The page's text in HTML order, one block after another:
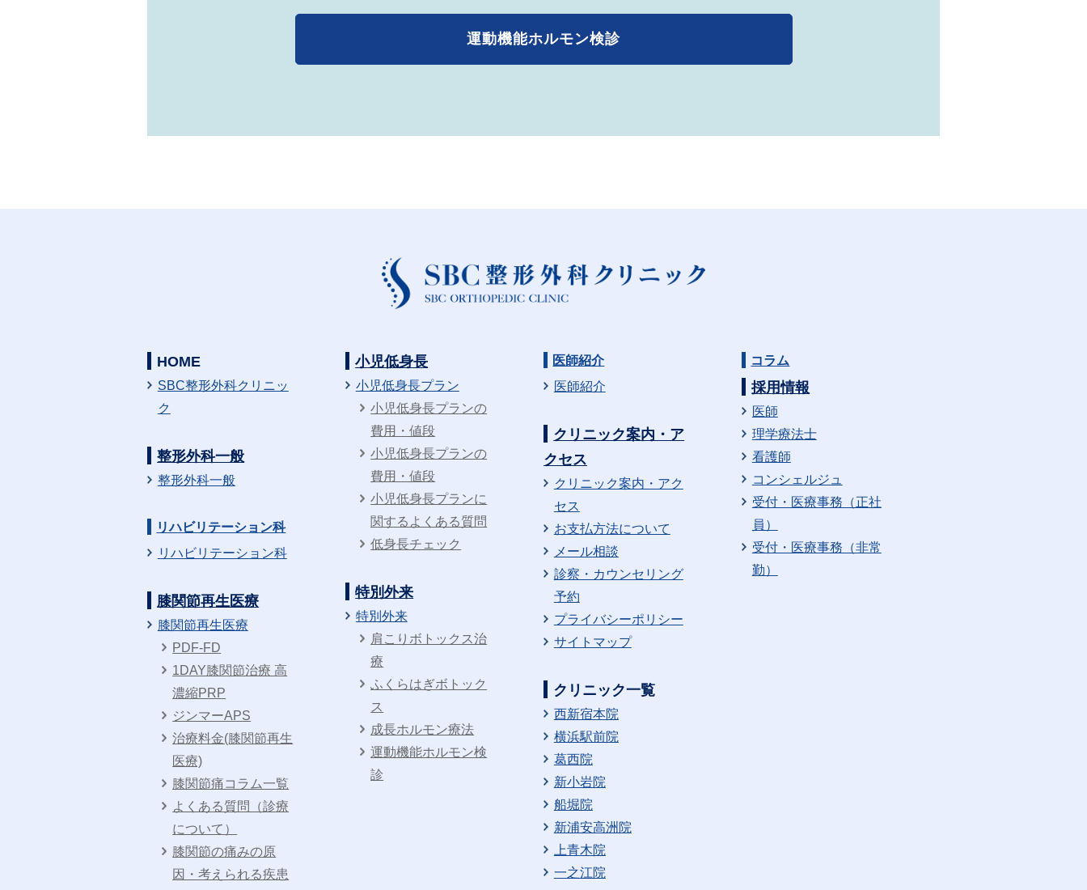
運動機能ホルモン検診
HOME
SBC整形外科クリニッ
ク
整形外科一般
整形外科一般
リハビリテーション科
リハビリテーション科
膝関節再生医療
膝関節再生医療
PDF-FD
1DAY膝関節治療 高
濃縮PRP
ジンマーAPS
治療料金(膝関節再生
医療)
膝関節痛コラム一覧
よくある質問（診療
について）
膝関節の痛みの原
因・考えられる疾患
小児低身長
小児低身長プラン
小児低身長プランの
費用・値段
小児低身長プランの
費用・値段
小児低身長プランに
関するよくある質問
低身長チェック
特別外来
特別外来
肩こりボトックス治
療
ふくらはぎボトック
ス
成長ホルモン療法
運動機能ホルモン検
診
医師紹介
医師紹介
クリニック案内・ア
クセス
クリニック案内・アク
セス
お支払方法について
メール相談
診察・カウンセリング
予約
プライバシーポリシー
サイトマップ
クリニック一覧
西新宿本院
横浜駅前院
葛西院
新小岩院
船堀院
新浦安高洲院
上青木院
一之江院
コラム
採用情報
医師
理学療法士
看護師
コンシェルジュ
受付・医療事務（正社
員）
受付・医療事務（非常
勤）